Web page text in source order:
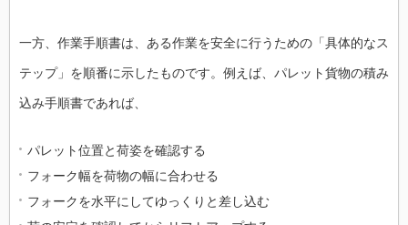
一方、作業手順書は、ある作業を安全に行うための「具体的なス
テップ」を順番に示したものです。例えば、パレット貨物の積み
込み手順書であれば、
パレット位置と荷姿を確認する
フォーク幅を荷物の幅に合わせる
フォークを水平にしてゆっくりと差し込む